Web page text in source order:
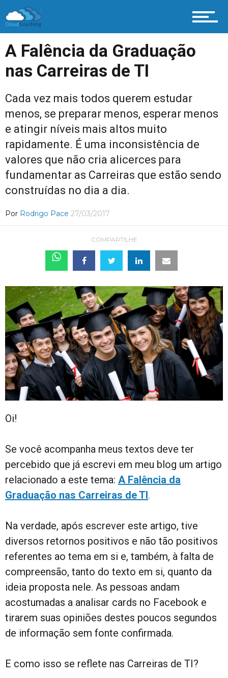
A Falência da Graduação
nas Carreiras de TI
Cada vez mais todos querem estudar
menos, se preparar menos, esperar menos
e atingir níveis mais altos muito
rapidamente. É uma inconsistência de
valores que não cria alicerces para
fundamentar as Carreiras que estão sendo
construídas no dia a dia.
Por Rodrigo Pace 27/03/2017
COMPARTILHE
Oi!
Se você acompanha meus textos deve ter
percebido que já escrevi em meu blog um artigo
relacionado a este tema: A Falência da
Graduação nas Carreiras de TI.
Na verdade, após escrever este artigo, tive
diversos retornos positivos e não tão positivos
referentes ao tema em si e, também, à falta de
compreensão, tanto do texto em si, quanto da
ideia proposta nele. As pessoas andam
acostumadas a analisar cards no Facebook e
tirarem suas opiniões destes poucos segundos
de informação sem fonte confirmada.
E como isso se reflete nas Carreiras de TI?